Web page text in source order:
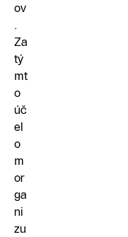
ov
.
Za
tý
mt
o
úč
el
o
m
or
ga
ni
zu